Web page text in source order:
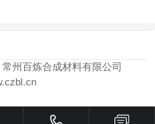
州百炼合成材料有限公司